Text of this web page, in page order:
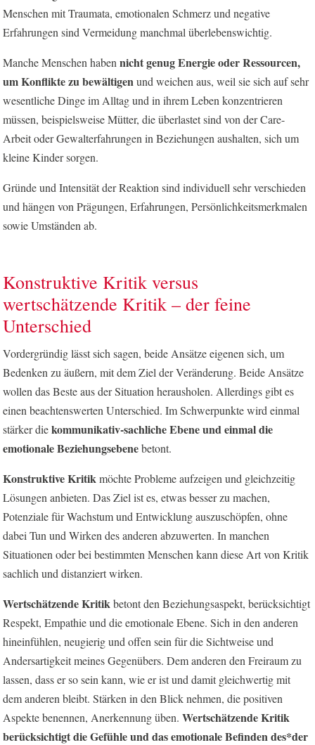
Menschen mit Traumata, emotionalen Schmerz und negative
Erfahrungen sind Vermeidung manchmal überlebenswichtig.
Manche Menschen habennicht genug Energie oder Ressourcen,
um Konflikte zu bewältigenund weichen aus, weil sie sich auf sehr
wesentliche Dinge im Alltag und in ihrem Leben konzentrieren
müssen, beispielsweise Mütter, die überlastet sind von der Care-
Arbeit oder Gewalterfahrungen in Beziehungen aushalten, sich um
kleine Kinder sorgen.
Gründe und Intensität der Reaktion sind individuell sehr verschieden
und hängen von Prägungen, Erfahrungen, Persönlichkeitsmerkmalen
sowie Umständen ab.
Konstruktive Kritik versus
wertschätzende Kritik – der feine
Unterschied
Vordergründig lässt sich sagen, beide Ansätze eigenen sich, um
Bedenken zu äußern, mit dem Ziel der Veränderung. Beide Ansätze
wollen das Beste aus der Situation herausholen. Allerdings gibt es
einen beachtenswerten Unterschied. Im Schwerpunkte wird einmal
stärker diekommunikativ-sachliche Ebene und einmal die
emotionale Beziehungsebenebetont.
Konstruktive Kritikmöchte Probleme aufzeigen und gleichzeitig
Lösungen anbieten. Das Ziel ist es, etwas besser zu machen,
Potenziale für Wachstum und Entwicklung auszuschöpfen, ohne
dabei Tun und Wirken des anderen abzuwerten. In manchen
Situationen oder bei bestimmten Menschen kann diese Art von Kritik
sachlich und distanziert wirken.
Wertschätzende Kritikbetont den Beziehungsaspekt, berücksichtigt
Respekt, Empathie und die emotionale Ebene. Sich in den anderen
hineinfühlen, neugierig und offen sein für die Sichtweise und
Andersartigkeit meines Gegenübers. Dem anderen den Freiraum zu
lassen, dass er so sein kann, wie er ist und damit gleichwertig mit
dem anderen bleibt. Stärken in den Blick nehmen, die positiven
Aspekte benennen, Anerkennung üben.Wertschätzende Kritik
berücksichtigt die Gefühle und das emotionale Befinden des*der